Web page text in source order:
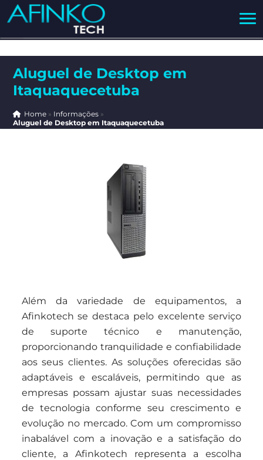
Aluguel de Desktop em
Itaquaquecetuba
Home» Informações »
Aluguel de Desktop em Itaquaquecetuba
Além da variedade de equipamentos, a
Afinkotech se destaca pelo excelente serviço
de suporte técnico e manutenção,
proporcionando tranquilidade e confiabilidade
aos seus clientes. As soluções oferecidas são
adaptáveis e escaláveis, permitindo que as
empresas possam ajustar suas necessidades
de tecnologia conforme seu crescimento e
evolução no mercado. Com um compromisso
inabalável com a inovação e a satisfação do
cliente, a Afinkotech representa a escolha